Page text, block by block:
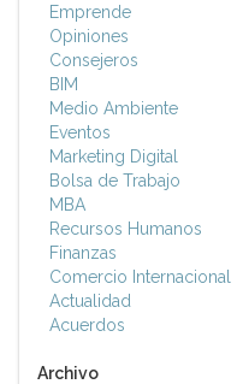
Emprende
Opiniones
Consejeros
BIM
Medio Ambiente
Eventos
Marketing Digital
Bolsa de Trabajo
MBA
Recursos Humanos
Finanzas
Comercio Internacional
Actualidad
Acuerdos
Archivo